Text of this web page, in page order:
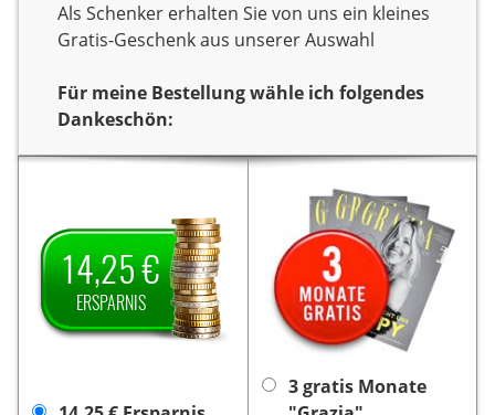
Als Schenker erhalten Sie von uns ein kleines
Gratis-Geschenk aus unserer Auswahl
Für meine Bestellung wähle ich folgendes
Dankeschön:
Dankeschön
14,25 €
ERSPARNIS
Zeitschrift
Aerokurier E-
Paper.
Als Dankeschön
erhalten Sie von uns
14,25 € Ersparnis
auf den
Jahrespreis und zahlen
3 gratis Monate
Sie verschenken ein Jahr
Lesespaß mit dem Titel
Aerokurier E-Paper.
Als
Dankeschön erhalten Sie
von uns
3 Monate gratis
die Zeitschrift „Grazia”.
Die Lieferung endet nach
3 Monaten automatisch,
notwendig.